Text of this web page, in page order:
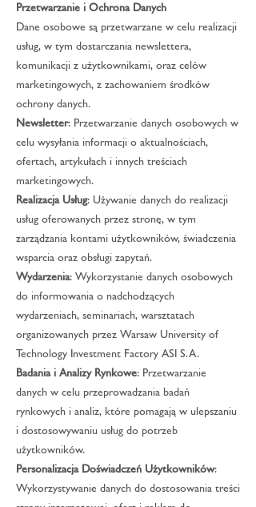
Przetwarzanie i Ochrona Danych
Dane osobowe są przetwarzane w celu realizacji
usług, w tym dostarczania newslettera,
komunikacji z użytkownikami, oraz celów
marketingowych, z zachowaniem środków
ochrony danych.
Newsletter: Przetwarzanie danych osobowych w
celu wysyłania informacji o aktualnościach,
ofertach, artykułach i innych treściach
marketingowych.
Realizacja Usług: Używanie danych do realizacji
usług oferowanych przez stronę, w tym
zarządzania kontami użytkowników, świadczenia
wsparcia oraz obsługi zapytań.
Wydarzenia: Wykorzystanie danych osobowych
do informowania o nadchodzących
wydarzeniach, seminariach, warsztatach
organizowanych przez Warsaw University of
Technology Investment Factory ASI S.A.
Badania i Analizy Rynkowe: Przetwarzanie
danych w celu przeprowadzania badań
rynkowych i analiz, które pomagają w ulepszaniu
i dostosowywaniu usług do potrzeb
użytkowników.
Personalizacja Doświadczeń Użytkowników:
Wykorzystywanie danych do dostosowania treści